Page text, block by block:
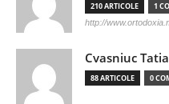
210 ARTICOLE 1
http://
Cvasniuc
88 ARTICOLE 0